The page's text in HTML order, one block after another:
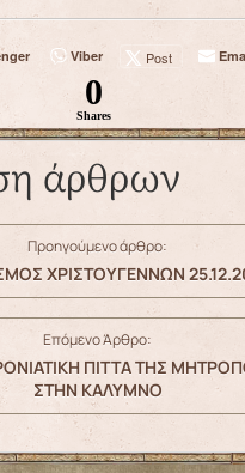
Viber Post
0
Shares
άρθρων
Προηγούμενο άρθρο:
ΧΡΙΣΤΟΥΓΕΝΝΩΝ
Επόμενο Άρθρο:
ΠΙΤΤΑ ΤΗΣ
ΣΤΗΝ ΚΑΛΥΜΝΟ